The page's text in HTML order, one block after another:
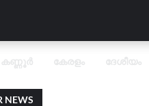
കണ്ണൂർ കേരളം ദേശീയം
NEWS